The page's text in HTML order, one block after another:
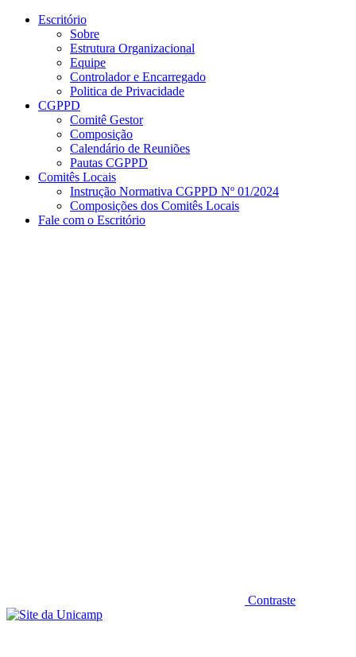
Conteúdo principal
Escritório
Sobre
Estrutura Organizacional
Equipe
Controlador e Encarregado
Politica de Privacidade
CGPPD
Comitê Gestor
Composição
Calendário de Reuniões
Pautas CGPPD
Comitês Locais
Instrução Normativa CGPPD Nº 01/2024
Composições dos Comitês Locais
Fale com o Escritório
Contraste